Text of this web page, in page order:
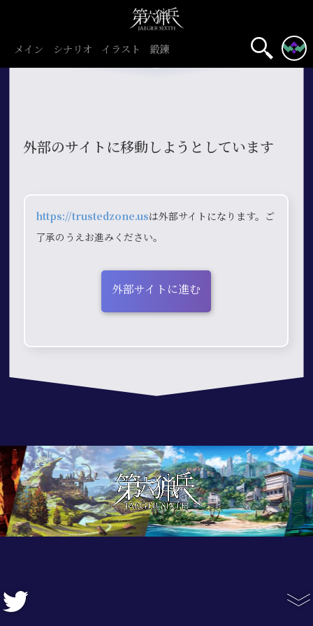
メイン シナリオ イラスト 鍛錬
外部のサイトに移動しようとしています
https://trustedzone.usは外部サイトになります。ご
了承のうえお進みください。
外部サイトに進む